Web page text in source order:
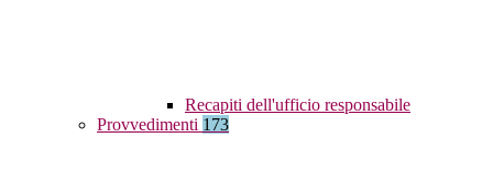
Recapiti dell'ufficio responsabile
Provvedimenti 173